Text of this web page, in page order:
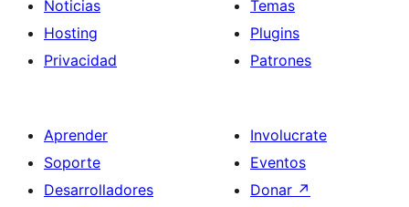
Noticias
Hosting
Privacidad
Temas
Plugins
Patrones
Aprender
Soporte
Desarrolladores
Involucrate
Eventos
Donar ↗